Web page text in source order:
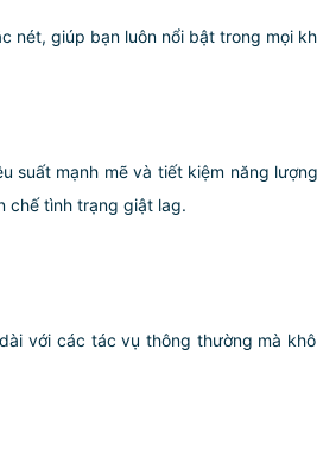
nét, giúp bạn luôn nổi bật trong mọi
mạnh mẽ và tiết kiệm năng
chế tình trạng giật lag.
với các tác vụ thông thường mà